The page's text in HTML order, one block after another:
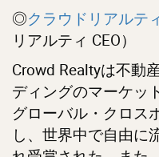
◎クラウドリアルテ
リアルティ CEO）
Crowd Realtyは不動
ディングのマーケッ
グローバル・クロス
し、世界中で自由に